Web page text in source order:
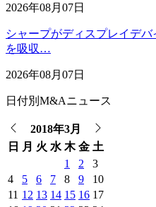
2026年08月07日
シャープがディスプレイデ
を吸収…
2026年08月07日
日付別M&Aニュース
2018年3月
日
月 火 水 木 金 土
1
2
3
4
5 6 7 8 9
10
11 12 13 14 15 16 17